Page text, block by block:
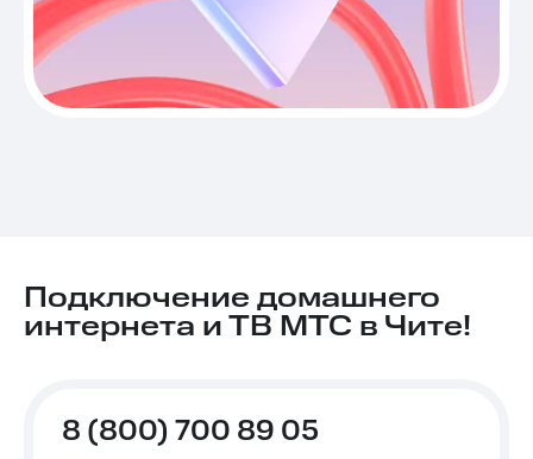
Подключение домашнего
интернета и ТВ МТС в Чите!
8 (800) 700 89 05